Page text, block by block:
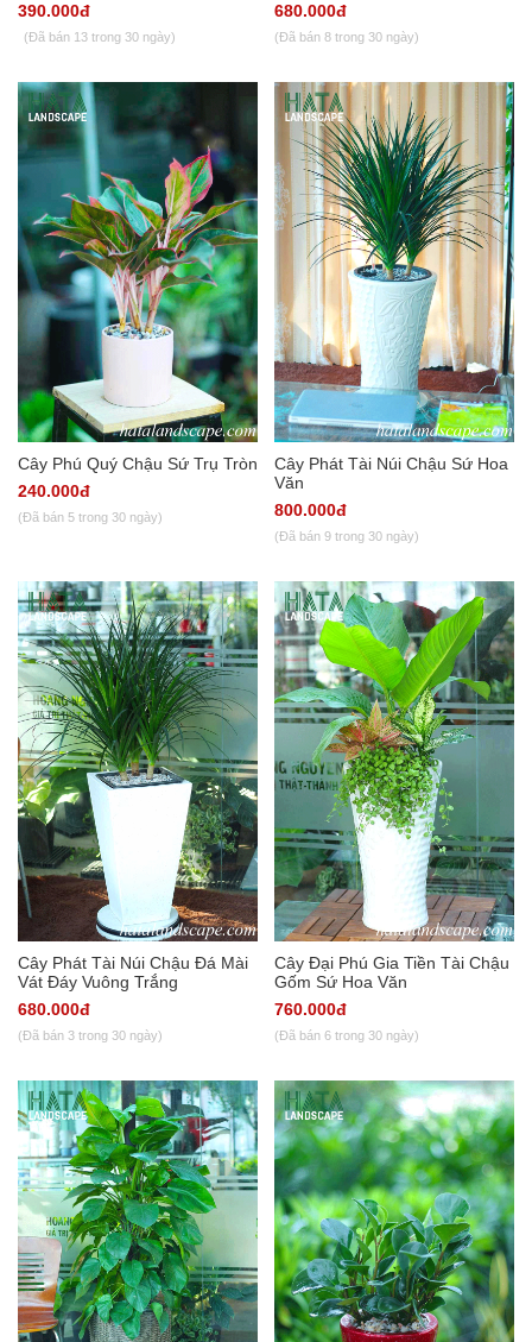
390.000đ
(Đã bán 13 trong 30 ngày)
680.000đ
(Đã bán 8 trong 30 ngày)
Cây Phú Quý Chậu Sứ Trụ Tròn
240.000đ
(Đã bán 5 trong 30 ngày)
Cây Phát Tài Núi Chậu Sứ Hoa
Văn
800.000đ
(Đã bán 9 trong 30 ngày)
Cây Phát Tài Núi Chậu Đá Mài
Vát Đáy Vuông Trắng
680.000đ
(Đã bán 3 trong 30 ngày)
Cây Đại Phú Gia Tiền Tài Chậu
Gốm Sứ Hoa Văn
760.000đ
(Đã bán 6 trong 30 ngày)